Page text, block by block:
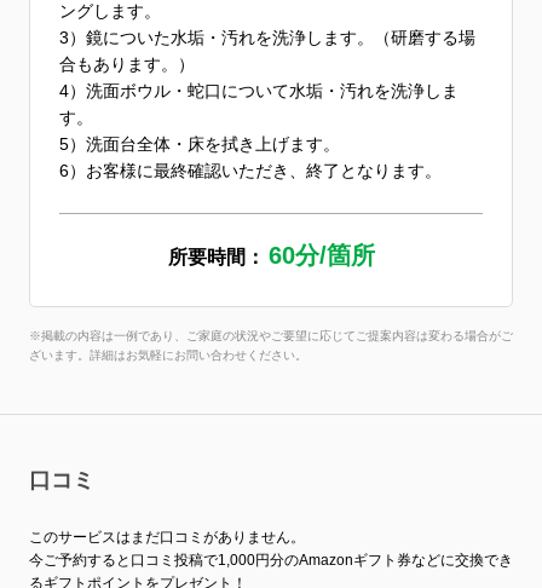
ングします。
3）鏡についた水垢・汚れを洗浄します。（研磨する場
合もあります。）
4）洗面ボウル・蛇口について水垢・汚れを洗浄しま
す。
5）洗面台全体・床を拭き上げます。
6）お客様に最終確認いただき、終了となります。
所要時間： 60分/箇所
※掲載の内容は一例であり、ご家庭の状況やご要望に応じてご提案内容は変わる場合がご
ざいます。詳細はお気軽にお問い合わせください。
口コミ
このサービスはまだ口コミがありません。
今ご予約すると口コミ投稿で1,000円分のAmazonギフト券などに交換でき
るギフトポイントをプレゼント！